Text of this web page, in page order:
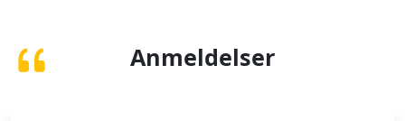
Anmeldelser